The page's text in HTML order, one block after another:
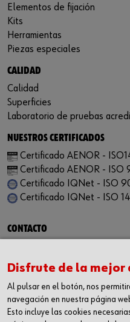
Elementos de fijación
Kits
Herramientas
Piezas especiales
CALIDAD
Calidad
Superficies
Laboratorio de pruebas
NUESTROS CERTIFICADOS
Certificado AENOR -
Certificado AENOR - ISO
Certificado IQNet - ISO
Certificado IQNet - ISO
CONTACTO
Carrer dels Joiers, 21
08184 Palau-solità i
Barcelona
Inc. Reg. Merc. de Barcelona
Disfrute de la mejor
Al pulsar en el botón, nos
navegación en nuestra página
Esto incluye las cookies